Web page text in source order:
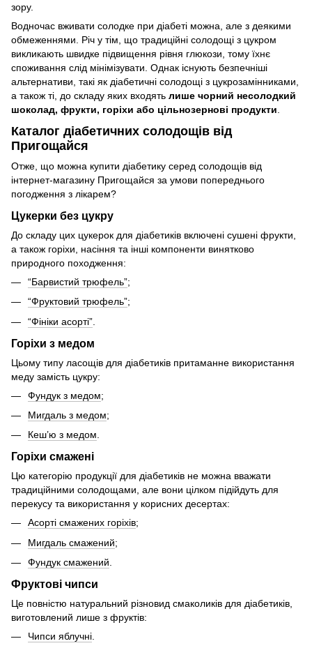
зору.
Водночас вживати солодке при діабеті можна, але з деякими
обмеженнями. Річ у тім, що традиційні солодощі з цукром
викликають швидке підвищення рівня глюкози, тому їхнє
споживання слід мінімізувати. Однак існують безпечніші
альтернативи, такі як діабетичні солодощі з цукрозамінниками,
а також ті, до складу яких входять лише чорний несолодкий
шоколад, фрукти, горіхи або цільнозернові продукти
Каталог діабетичних солодощів від
Пригощайся
Отже, що можна купити діабетику серед солодощів від
інтернет-магазину Пригощайся за умови попереднього
погодження з лікарем?
Цукерки без цукру
До складу цих цукерок для діабетиків включені сушені фрукти,
а також горіхи, насіння та інші компоненти винятково
природного походження:
“Барвистий трюфель”;
“Фруктовий трюфель”;
“Фініки асорті”
Горіхи з медом
Цьому типу ласощів для діабетиків притаманне використання
меду замість цукру:
Фундук з медом;
Мигдаль з медом;
Кеш’ю з медом.
Горіхи смажені
Цю категорію продукції для діабетиків не можна вважати
традиційними солодощами, але вони цілком підійдуть для
перекусу та використання у корисних десертах:
Асорті смажених горіхів;
Мигдаль смажений;
Фундук смажений
Фруктові чипси
Це повністю натуральний різновид смаколиків для діабетиків,
виготовлений лише з фруктів:
Чипси яблучні